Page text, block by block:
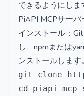
できるようにしま
PiAPI MCPサーバ
インストール：
し、npmまたは
ンストールします。
git clone
cd piapi-mcp-